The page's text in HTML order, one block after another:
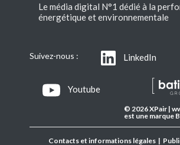
Le média digital N°1 dédié à la
énergétique et environnementale
Suivez-nous : LinkedIn
Youtube
© 2026 XPair |
est une marque
Contacts et informations légales|